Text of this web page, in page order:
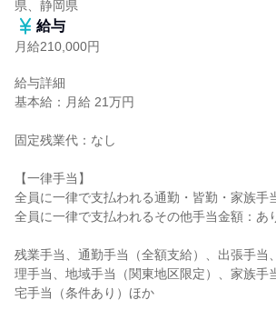
県、静岡県
給与
月給210,000円
給与詳細
基本給：月給 21万円
固定残業代：なし
【一律手当】
全員に一律で支払われる通勤・皆勤・家族手
全員に一律で支払われるその他手当金額：あ
残業手当、通勤手当（全額支給）、出張手当
理手当、地域手当（関東地区限定）、家族手
宅手当（条件あり）ほか